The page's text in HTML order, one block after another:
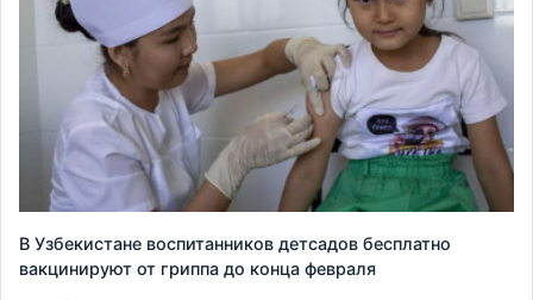
В Узбекистане воспитанников детсадов бесплатно
вакцинируют от гриппа до конца февраля